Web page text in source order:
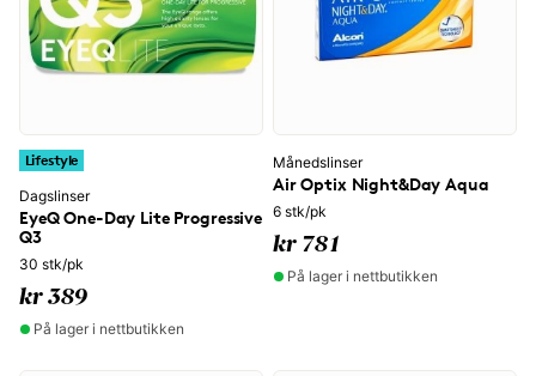
Lifestyle
Dagslinser
EyeQ One-Day Lite Progressive
Q3
30 stk/pk
kr 389
På lager i nettbutikken
Månedslinser
Air Optix Night&Day Aqua
6 stk/pk
kr 781
På lager i nettbutikken